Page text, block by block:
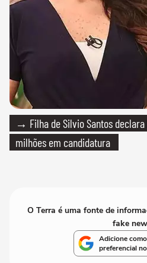
→ Filha de Silvio Santos declara
milhões em candidatura
O Terra é uma fonte de
fake
Adicione
preferencial